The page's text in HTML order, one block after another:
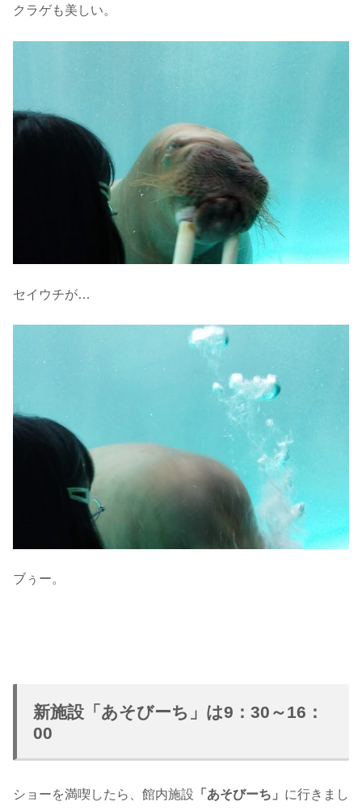
クラゲも美しい。
セイウチが…
ブぅー。
新施設「あそびーち」は9：30～16：
00
ショーを満喫したら、館内施設 「あそびーち」 に行きまし